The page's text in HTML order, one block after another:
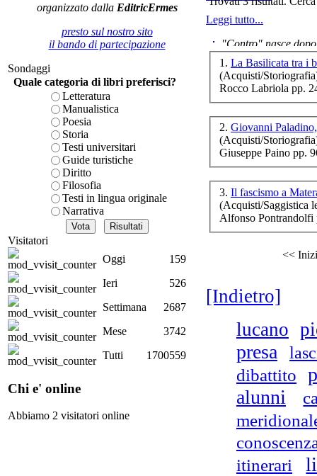
Il
organizzato dalla EditricErmes
presto sul nostro sito
il bando di partecipazione
Sondaggi
Quale categoria di libri preferisci?
Letteratura
Manualistica
Poesia
Storia
Testi universitari
Guide turistiche
Diritto
Filosofia
Testi in lingua originale
Narrativa
Visitatori
Oggi
159
Ieri
526
Settimana
2687
Mese
3742
Tutti
1700559
Chi e' online
Abbiamo 2 visitatori online
Leggi tutto...
"Contro" nasce
cominciato con la
ripensaremarx. i saggi
questa collaborazione
è teorica, sempre però
presente fase.
Acquista ora...
A feed could not be
http://www.lastampa.it/
1. La Basilicata tra i
(Acquisti/
Rocco Labriola pp.
2. Giovanni
(Acquisti/
Giuseppe Paino pp.
3. Il fascismo a
(Acquisti/Saggistica
Alfonso Pontrandolfi
<<
[Indietro]
lucano
presa
dibattito
alunni
itinerari